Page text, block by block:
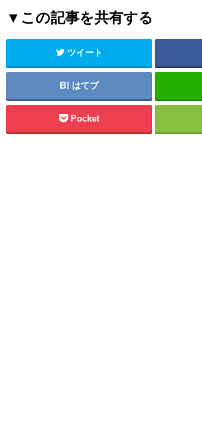
▼この記事を共有する
ツイート
はてブ
Pocket